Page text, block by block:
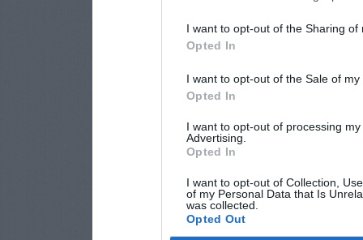
I want to opt-out of the Sharing of
Opted In
I want to opt-out of the Sale of
Opted In
I want to opt-out of processing
Advertising.
Opted In
I want to opt-out of Collection,
of my Personal Data that Is
was collected.
Opted Out